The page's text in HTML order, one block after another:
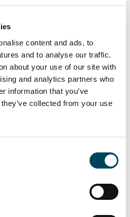
content and ads, to
and to analyse our traffic.
about your use of our site with
and analytics partners who
information that you’ve
collected from your use
Krakau, der
152 Wohnungen und
Fahrzeuge. Es
Lage, nur
von der Altstadt und
entfernt und gegenüber
Der Komplex wurde
fertiggestellt.
Investment
ersten europäischen